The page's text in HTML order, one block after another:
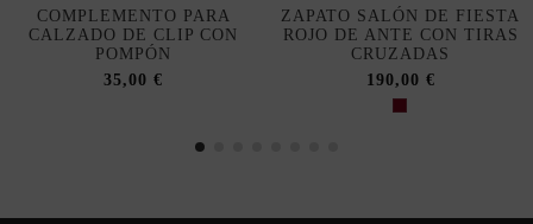
COMPLEMENTO PARA
CALZADO DE CLIP CON
POMPÓN
35,00 €
ZAPATO SALÓN DE FIESTA
ROJO DE ANTE CON TIRAS
CRUZADAS
190,00 €